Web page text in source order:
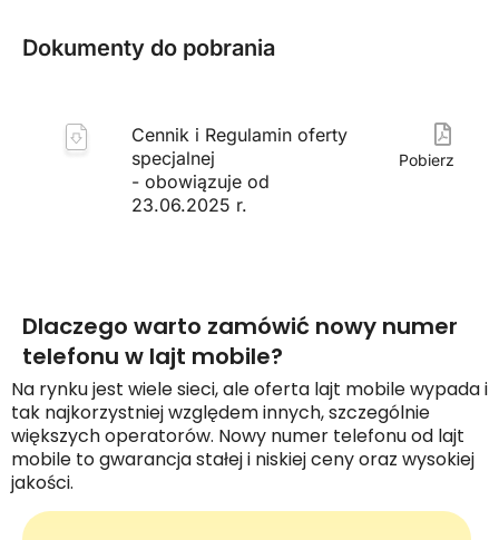
Dokumenty do pobrania
Cennik i Regulamin oferty
specjalnej
- obowiązuje od
23.06.2025 r.
Pobierz
Dlaczego warto zamówić nowy numer
telefonu w lajt mobile?
Na rynku jest wiele sieci, ale oferta lajt mobile wypada i
tak najkorzystniej względem innych, szczególnie
większych operatorów. Nowy numer telefonu od lajt
mobile to gwarancja stałej i niskiej ceny oraz wysokiej
jakości.